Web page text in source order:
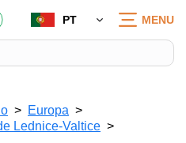
PT MENU
Europa
Lednice-Valtice